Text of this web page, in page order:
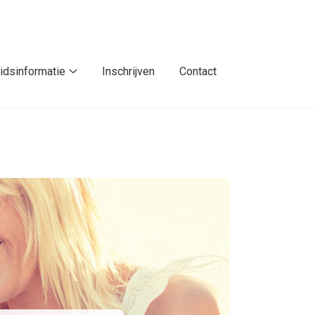
Inschrijven Contact